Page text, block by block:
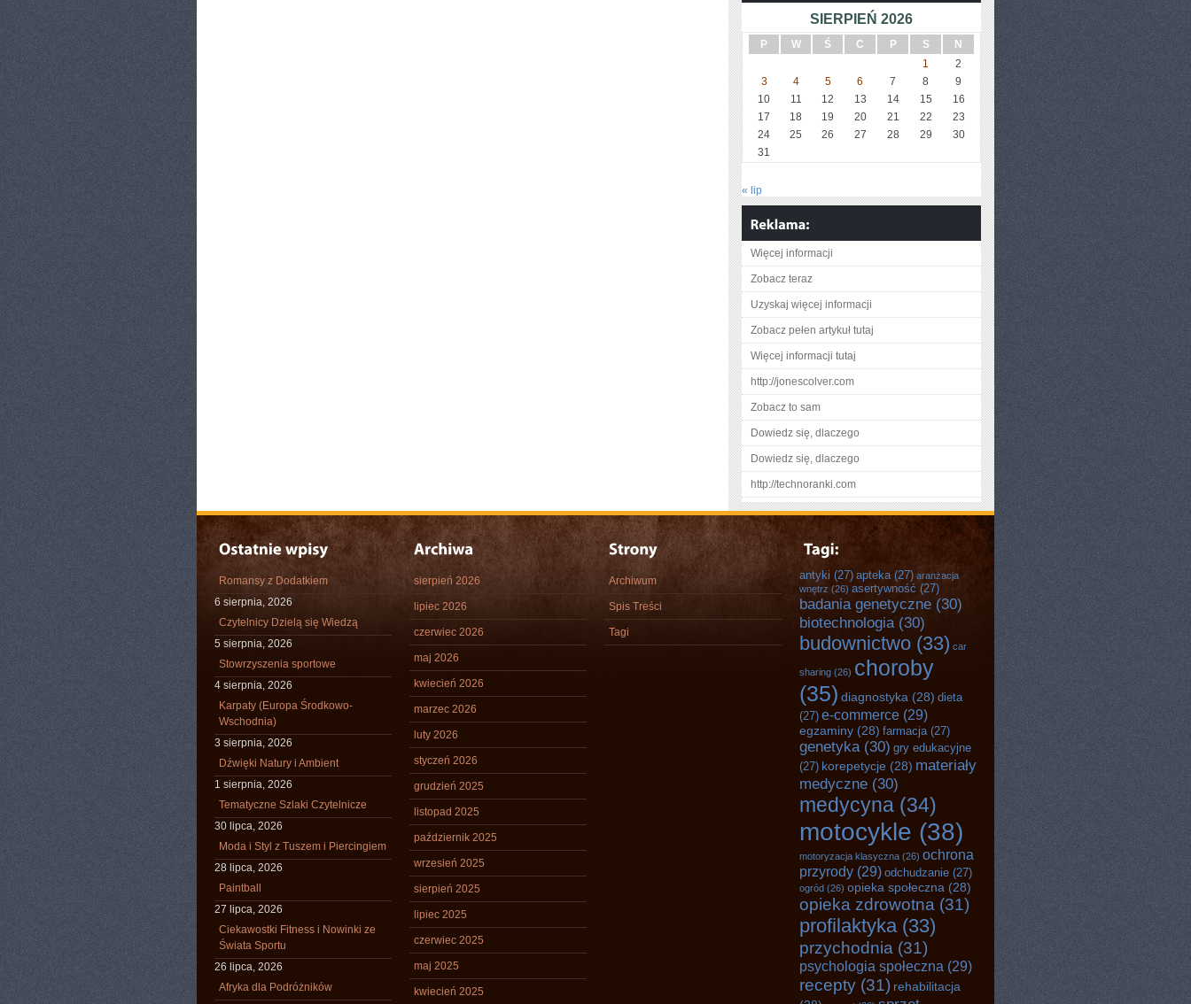
SIERPIEŃ 2026
P W Ś C P S
N
1
2
3
4 5 6 7 8
9
10
11 12 13 14 15
16
17
18 19 20 21 22
23
24
25 26 27 28 29
30
31
« lip
Więcej informacji
Zobacz teraz
Uzyskaj więcej informacji
Zobacz pełen artykuł tutaj
Więcej informacji tutaj
http://jonescolver.com
Zobacz to sam
Dowiedz się, dlaczego
Dowiedz się, dlaczego
http://technoranki.com
Romansy z Dodatkiem
6 sierpnia, 2026
Czytelnicy Dzielą się Wiedzą
5 sierpnia, 2026
Stowrzyszenia sportowe
4 sierpnia, 2026
Karpaty (Europa Środkowo-
Wschodnia)
3 sierpnia, 2026
Dźwięki Natury i Ambient
1 sierpnia, 2026
Tematyczne Szlaki Czytelnicze
30 lipca, 2026
Moda i Styl z Tuszem i Piercingiem
28 lipca, 2026
Paintball
27 lipca, 2026
Ciekawostki Fitness i Nowinki ze
Świata Sportu
26 lipca, 2026
Afryka dla Podróżników
sierpień 2026
lipiec 2026
czerwiec 2026
maj 2026
kwiecień 2026
marzec 2026
luty 2026
styczeń 2026
grudzień 2025
listopad 2025
październik 2025
wrzesień 2025
sierpień 2025
lipiec 2025
czerwiec 2025
maj 2025
kwiecień 2025
Archiwum
Spis Treści
Tagi
antyki (27) apteka(27) aranżacja
wnętrz (26) asertywność (27)
badania genetyczne (30)
biotechnologia(30)
budownictwo (33) car
sharing (26) choroby
(35) diagnostyka (28) dieta
(27) e-commerce (29)
egzaminy (28) farmacja(27)
genetyka(30) gry edukacyjne
(27) korepetycje (28) materiały
medyczne (30)
medycyna (34)
motocykle (38)
motoryzacja klasyczna (26) ochrona
przyrody (29) odchudzanie (27)
ogród (26) opieka społeczna (28)
opieka zdrowotna (31)
profilaktyka(33)
przychodnia (31)
psychologia społeczna (29)
recepty (31) rehabilitacja